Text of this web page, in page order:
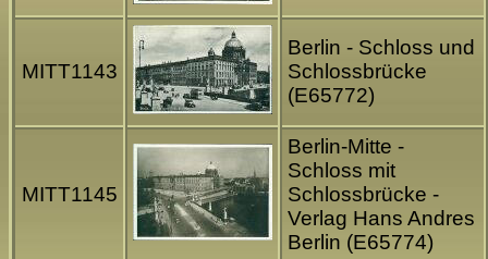
MITT1143
Berlin - Schloss und
Schlossbrücke
(E65772)
MITT1145
Berlin-Mitte -
Schloss mit
Schlossbrücke -
Verlag Hans Andres
Berlin (E65774)